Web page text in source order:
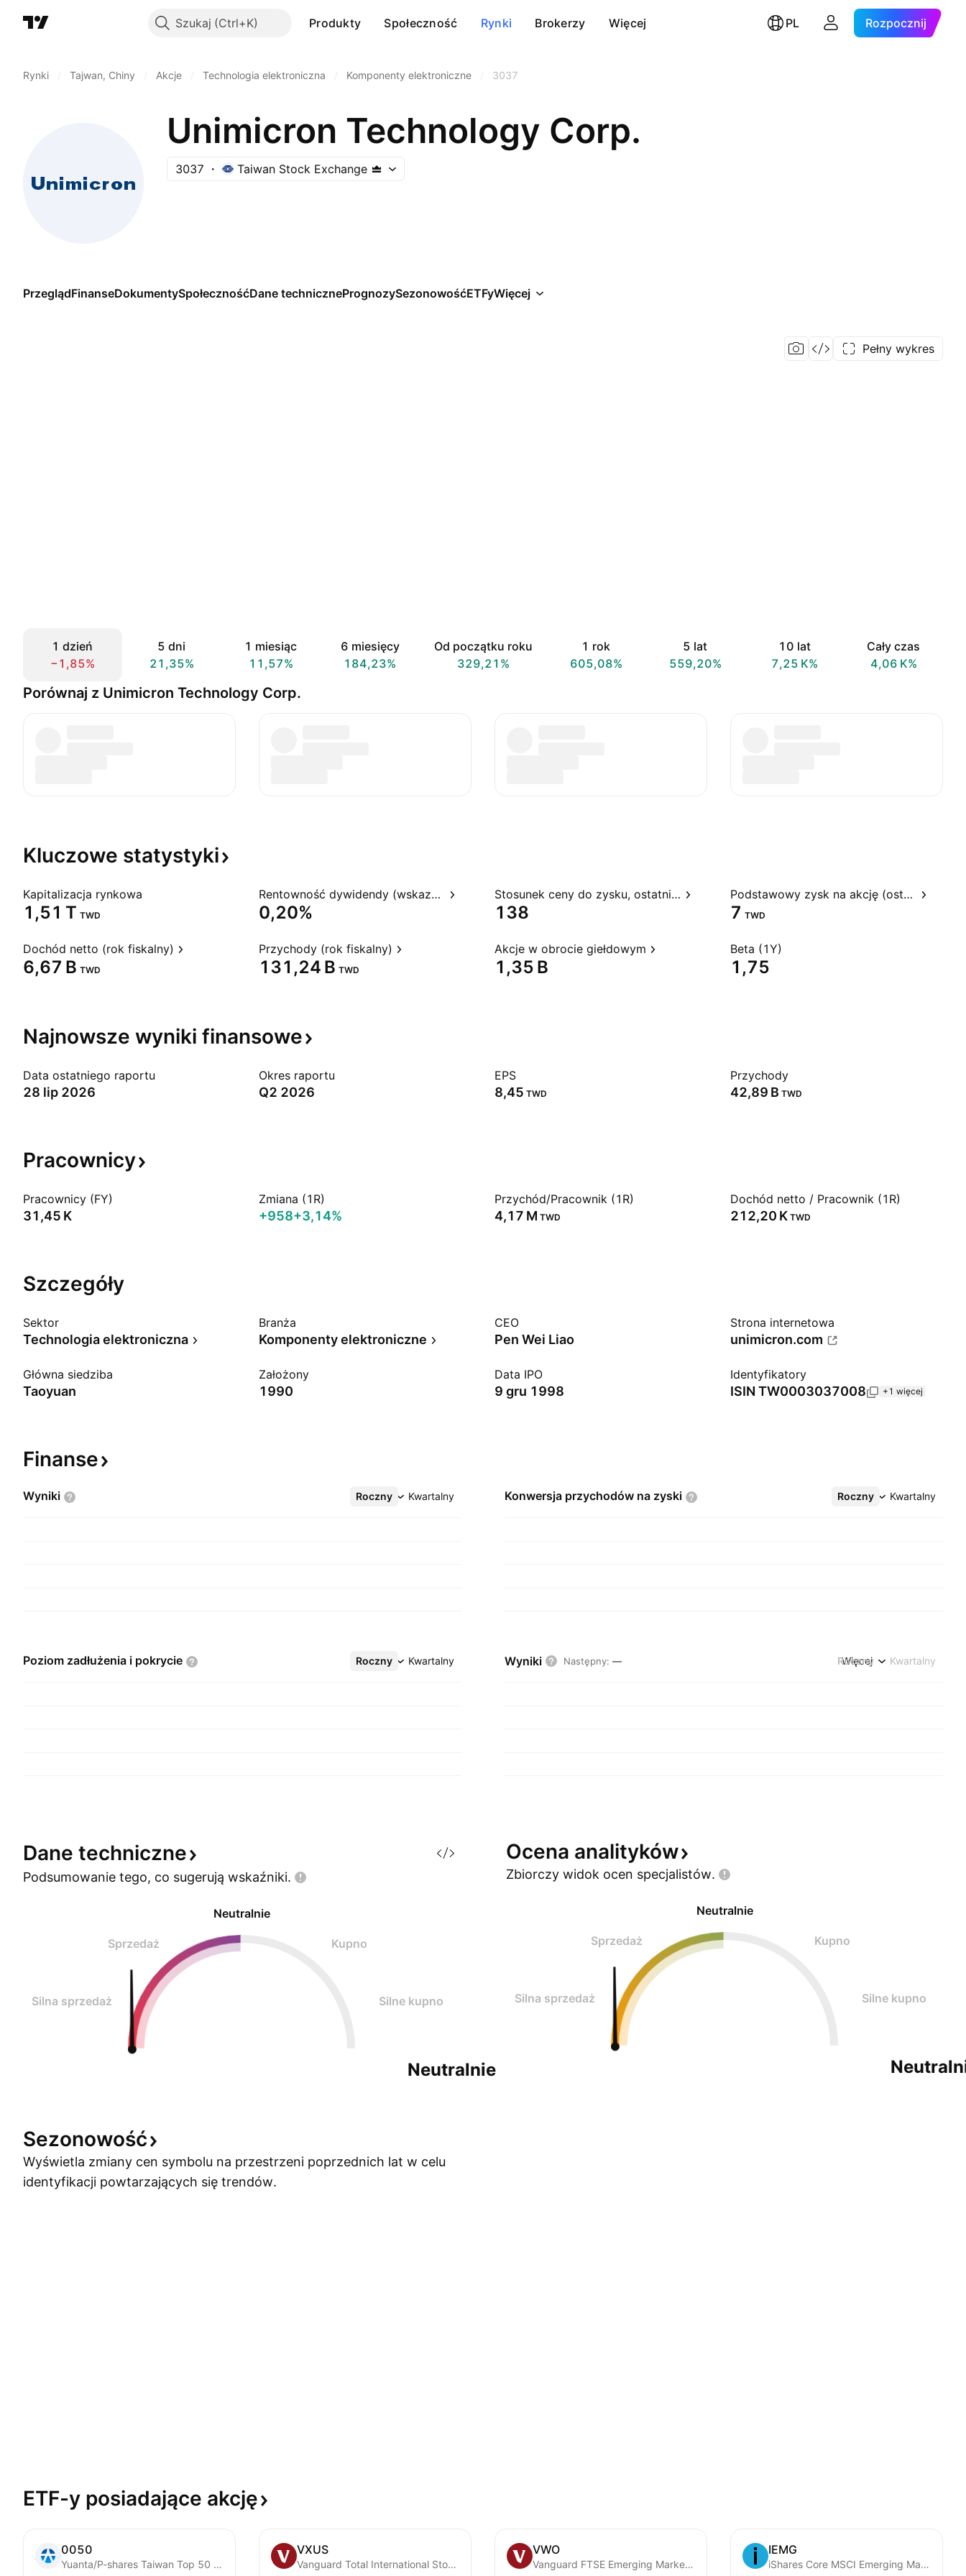
Szukaj Produkty Społeczność Rynki Brokerzy Więcej PL Rozpocznij
Rynki Tajwan, Chiny Akcje Technologia elektroniczna Komponenty elektroniczne 3037
Unimicron Technology Corp.
3037 Taiwan Stock Exchange
PrzeglądFinanseDokumentySpołecznośćDane technicznePrognozySezonowośćETFyWięcej
Pełny wykres
1 dzień
−1,85%
5 dni
21,35%
1 miesiąc
11,57%
6 miesięcy
184,23%
Od początku roku
329,21%
1 rok
605,08%
5 lat
559,20%
10 lat
‪7,25 K‬%
Cały czas
‪4,06 K‬%
Porównaj z Unimicron Technology Corp.
Kluczowe statystyki
Kapitalizacja rynkowa
‪1,51 T‬ TWD
Rentowność dywidendy (wskazywana)
0,20%
Stosunek ceny do zysku, ostatnie 12 miesięcy
138
Podstawowy zysk na akcję (ostatnie 12 miesięcy)
7 TWD
Dochód netto (rok fiskalny)
‪6,67 B‬ TWD
Przychody (rok fiskalny)
‪131,24 B‬ TWD
Akcje w obrocie giełdowym
‪1,35 B‬
Beta (1Y)
1,75
Najnowsze wyniki finansowe
Data ostatniego raportu
28 lip 2026
Okres raportu
Q2 2026
EPS
8,45 TWD
Przychody
‪42,89 B‬ TWD
Pracownicy
Pracownicy (FY)
‪31,45 K‬
Zmiana (1R)
+958+3,14%
Przychód/Pracownik (1R)
‪4,17 M‬ TWD
Dochód netto / Pracownik (1R)
‪212,20 K‬ TWD
Szczegóły
Sektor
Technologia elektroniczna
Branża
Komponenty elektroniczne
CEO
Pen Wei Liao
Strona internetowa
unimicron.com
Główna siedziba
Taoyuan
Założony
1990
Data IPO
9 gru 1998
Identyfikatory
ISIN TW0003037008 +1 więcej
Finanse
Wyniki Roczny Kwartalny
Więcej Konwersja przychodów na zyski Roczny Kwartalny
Więcej
Poziom zadłużenia i pokrycie Roczny Kwartalny
Więcej Wyniki Następny: — Roczny Kwartalny
Więcej
Dane techniczne
Podsumowanie tego, co sugerują wskaźniki.
Neutralnie
Sprzedaż Kupno
Silna sprzedaż Silne kupno
Neutralnie
Ocena analityków
Zbiorczy widok ocen specjalistów.
Neutralnie
Sprzedaż Kupno
Silna sprzedaż Silne kupno
Sezonowość
Wyświetla zmiany cen symbolu na przestrzeni poprzednich lat w celu
identyfikacji powtarzających się trendów.
ETF-y posiadające akcję
0050
Yuanta/P-shares Taiwan Top 50 ETF
VXUS
Vanguard Total International Stock ETF
VWO
Vanguard FTSE Emerging Markets ETF
IEMG
iShares Core MSCI Emerging Markets ETF